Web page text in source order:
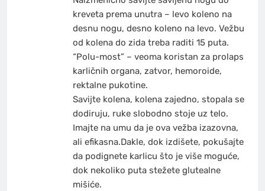
kreveta prema unutra – levo koleno na
desnu nogu, desno koleno na levo. Vežbu
od kolena do zida treba raditi 15 puta.
“Polu-most” – veoma koristan za prolaps
karličnih organa, zatvor, hemoroide,
rektalne pukotine.
Savijte kolena, kolena zajedno, stopala se
dodiruju, ruke slobodno stoje uz telo.
Imajte na umu da je ova vežba izazovna,
ali efikasna.Dakle, dok izdišete, pokušajte
da podignete karlicu što je više moguće,
dok nekoliko puta stežete glutealne
mišiće.